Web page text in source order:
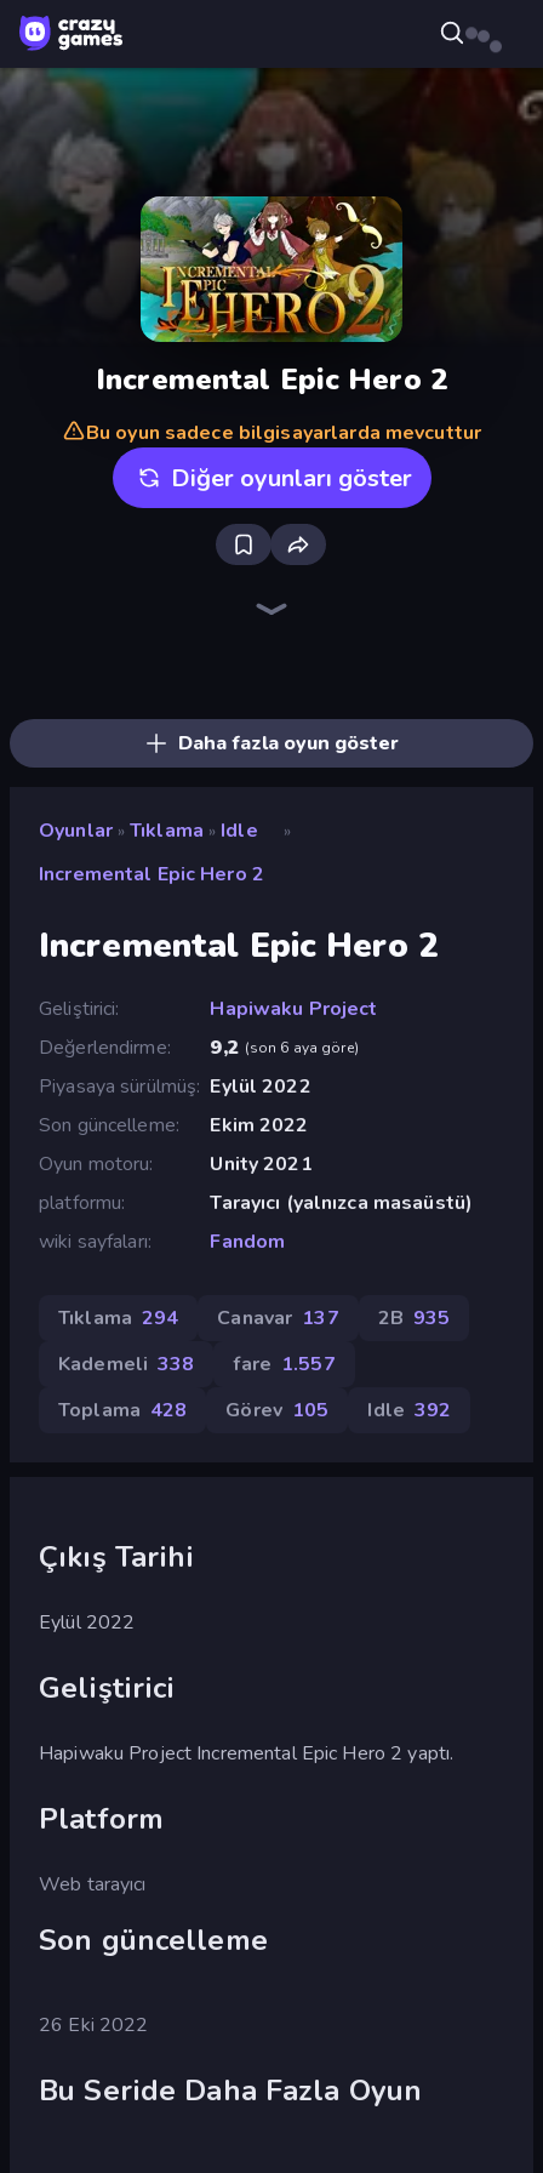
Incremental Epic Hero 2
Bu oyun sadece bilgisayarlarda mevcuttur
Diğer oyunları göster
Daha fazla oyun göster
Oyunlar » Tıklama » Idle »
Incremental Epic Hero 2
Incremental Epic Hero 2
Geliştirici
Hapiwaku Project
Değerlendirme
9,2 (son 6 aya göre)
Piyasaya sürülmüş Eylül 2022
Son güncelleme
Ekim 2022
Oyun motoru
Unity 2021
platformu
Tarayıcı (yalnızca masaüstü)
wiki sayfaları
Fandom
Tıklama 294 Canavar 137 2B 935
Kademeli 338 fare 1.557
Toplama 428 Görev 105 Idle 392
Çıkış Tarihi
Eylül 2022
Geliştirici
Hapiwaku Project Incremental Epic Hero 2 yaptı.
Platform
Web tarayıcı
Son güncelleme
26 Eki 2022
Bu Seride Daha Fazla Oyun